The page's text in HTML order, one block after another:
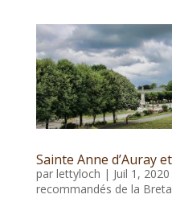
Sainte Anne d’Auray
par lettyloch | Juil 1, 2020
recommandés de la